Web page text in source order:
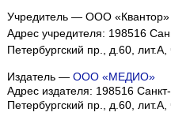
Учредитель — ООО «Квантор»
Адрес учредителя: 198516
Петербургский пр., д.60,
Издатель — ООО «МЕДИО»
Адрес издателя: 198516
Петербургский пр., д.60,